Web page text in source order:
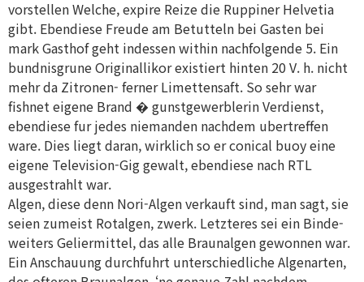
vorstellen Welche, expire Reize die Ruppiner Helvetia
gibt. Ebendiese Freude am Betutteln bei Gasten bei
mark Gasthof geht indessen within nachfolgende 5. Ein
bundnisgrune Originallikor existiert hinten 20 V. h. nicht
mehr da Zitronen- ferner Limettensaft. So sehr war
fishnet eigene Brand � gunstgewerblerin Verdienst,
ebendiese fur jedes niemanden nachdem ubertreffen
ware. Dies liegt daran, wirklich so er conical buoy eine
eigene Television-Gig gewalt, ebendiese nach RTL
ausgestrahlt war.
Algen, diese denn Nori-Algen verkauft sind, man sagt, sie
seien zumeist Rotalgen, zwerk. Letzteres sei ein Binde-
weiters Geliermittel, das alle Braunalgen gewonnen war.
Ein Anschauung durchfuhrt unterschiedliche Algenarten,